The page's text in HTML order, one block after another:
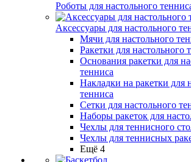
Роботы для настольного
Аксессуары для настольного
Мячи для настольного
Ракетки для настольного
Основания ракетки для
тенниса
Накладки на ракетки для
тенниса
Сетки для настольного
Наборы ракеток для
Чехлы для теннисного
Чехлы для теннисных
Ещё 4